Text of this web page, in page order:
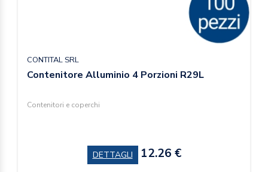
CONTITAL SRL
Contenitore Alluminio 4 Porzioni R29L
Contenitori e coperchi
DETTAGLI 12.26 €